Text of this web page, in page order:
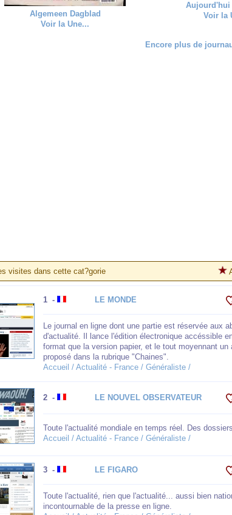
Algemeen Dagblad
Voir la Une...
Aujourd'hui
Voir la
Encore plus de
visites dans cette cat?gorie
1 - LE MONDE
Le journal en ligne dont une partie est réservée aux
d'actualité. Il lance l'édition électronique accéssible
format que la version papier, et le tout moyennant
proposé dans la rubrique "Chaines".
Accueil / Actualité - France / Généraliste /
2 - LE NOUVEL OBSERVATEUR
Toute l'actualité mondiale en temps réel. Des
Accueil / Actualité - France / Généraliste /
3 - LE FIGARO
Toute l'actualité, rien que l'actualité... aussi bien
incontournable de la presse en ligne.